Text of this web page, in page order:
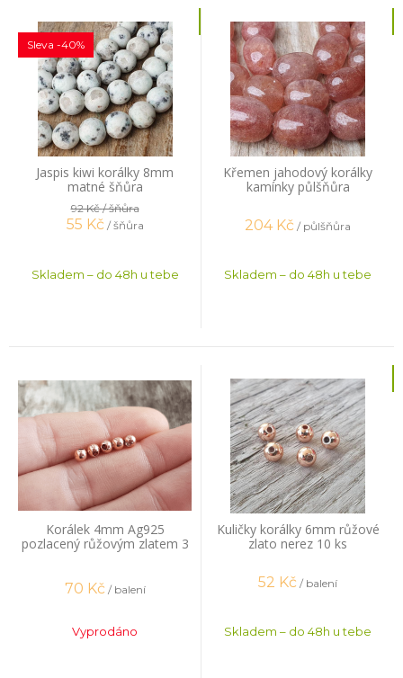
Jaspis kiwi korálky 8mm
matné šňůra
Sleva -40%
92 Kč/ šňůra
55 Kč / šňůra
Skladem – do 48h u tebe
Křemen jahodový korálky
kamínky půlšňůra
204 Kč / půlšňůra
Skladem – do 48h u tebe
Korálek 4mm Ag925
pozlacený růžovým zlatem 3
70 Kč / balení
Vyprodáno
Kuličky korálky 6mm růžové
zlato nerez 10 ks
52 Kč / balení
Skladem – do 48h u tebe